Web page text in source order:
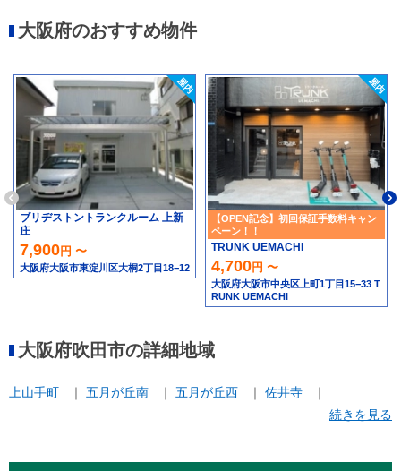
大阪府のおすすめ物件
ブリヂストントランクルーム 上新
庄
7,900円 〜
大阪府大阪市東淀川区大桐2丁目18−12
【OPEN記念】初回保証手数料キャン
ペーン！！
TRUNK UEMACHI
4,700円 〜
大阪府大阪市中央区上町1丁目15−33 T
RUNK UEMACHI
大阪府吹田市の詳細地域
上山手町 五月が丘南 五月が丘西
佐井寺
続きを見る